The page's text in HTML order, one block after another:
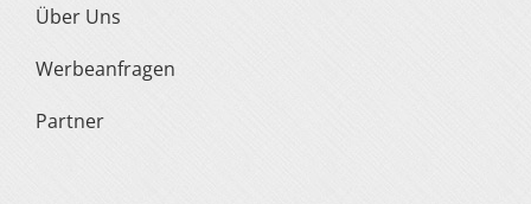
Über Uns
Werbeanfragen
Partner